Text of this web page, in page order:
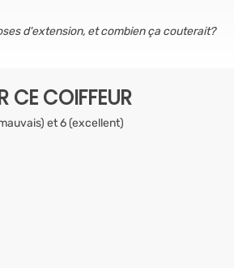
d'extension, et combien ça couterait?
CE COIFFEUR
et 6 (excellent)